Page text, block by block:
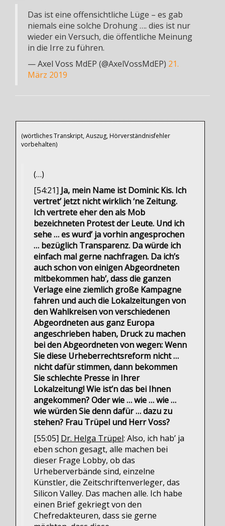
Das ist eine offensichtliche Lüge – es gab
niemals eine solche Drohung …. dies ist nur
wieder ein Versuch, die öffentliche Meinung
in die Irre zu führen.
— Axel Voss MdEP (@AxelVossMdEP) 21.
März 2019
(wörtliches Transkript, Auszug, Hörverständnisfehler
vorbehalten)
(…)
[54:21] Ja, mein Name ist Dominic Kis. Ich
vertret’ jetzt nicht wirklich ‘ne Zeitung.
Ich vertrete eher den als Mob
bezeichneten Protest der Leute. Und ich
sehe … es wurd’ ja vorhin angesprochen
… bezüglich Transparenz. Da würde ich
einfach mal gerne nachfragen. Da ich’s
auch schon von einigen Abgeordneten
mitbekommen hab’, dass die ganzen
Verlage eine ziemlich große Kampagne
fahren und auch die Lokalzeitungen von
den Wahlkreisen von verschiedenen
Abgeordneten aus ganz Europa
angeschrieben haben, Druck zu machen
bei den Abgeordneten von wegen: Wenn
Sie diese Urheberrechtsreform nicht …
nicht dafür stimmen, dann bekommen
Sie schlechte Presse in Ihrer
Lokalzeitung! Wie ist’n das bei Ihnen
angekommen? Oder wie … wie … wie …
wie würden Sie denn dafür … dazu zu
stehen? Frau Trüpel und Herr Voss?
[55:05] Dr. Helga Trüpel: Also, ich hab’ ja
eben schon gesagt, alle machen bei
dieser Frage Lobby, ob das
Urheberverbände sind, einzelne
Künstler, die Zeitschriftenverleger, das
Silicon Valley. Das machen alle. Ich habe
einen Brief gekriegt von den
Chefredakteuren, dass sie gerne